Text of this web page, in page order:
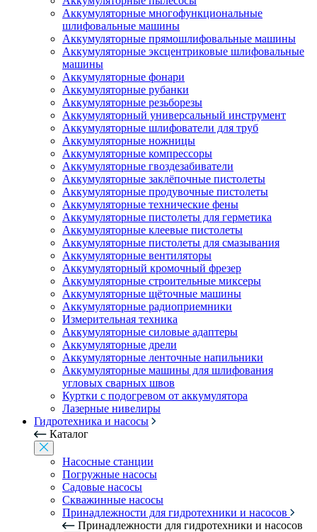
Аккумуляторные многофункциональные
шлифовальные машины
Аккумуляторные прямошлифовальные машины
Аккумуляторные эксцентриковые шлифовальные
машины
Аккумуляторные фонари
Аккумуляторные рубанки
Аккумуляторные резьборезы
Аккумуляторный универсальный инструмент
Аккумуляторные шлифователи для труб
Аккумуляторные ножницы
Аккумуляторные компрессоры
Аккумуляторные гвоздезабиватели
Аккумуляторные заклёпочные пистолеты
Аккумуляторные продувочные пистолеты
Аккумуляторные технические фены
Аккумуляторные пистолеты для герметика
Аккумуляторные клеевые пистолеты
Аккумуляторные пистолеты для смазывания
Аккумуляторные вентиляторы
Аккумуляторный кромочный фрезер
Аккумуляторные строительные миксеры
Аккумуляторные щёточные машины
Аккумуляторные радиоприемники
Измерительная техника
Аккумуляторные силовые адаптеры
Аккумуляторные дрели
Аккумуляторные ленточные напильники
Аккумуляторные машины для шлифования
угловых сварных швов
Куртки с подогревом от аккумулятора
Лазерные нивелиры
Гидротехника и насосы
Каталог
Насосные станции
Погружные насосы
Садовые насосы
Скважинные насосы
Принадлежности для гидротехники и насосов
Принадлежности для гидротехники и насосов